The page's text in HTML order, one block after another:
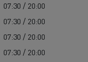
07:30 / 20:00
07:30 / 20:00
07:30 / 20:00
07:30 / 20:00